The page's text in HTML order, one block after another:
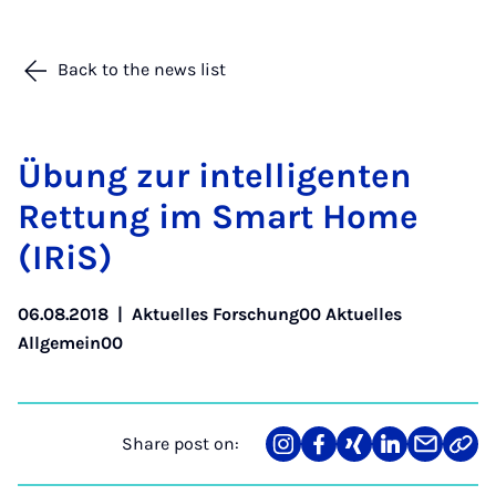
Back to the news list
Übung zur in­tel­li­gen­ten
Ret­tung im Smart Home
(IRiS)
06.08.2018 | Aktuelles Forschung00 Aktuelles
Allgemein00
Share post on:
Share
on
Teilen
auf
Teilen
auf
Teilen
auf
Teilen
über
Link